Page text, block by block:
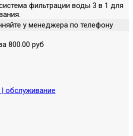
фильтрации воды 3 в 1 для
у менеджера по телефону
800.00 руб
обслуживание